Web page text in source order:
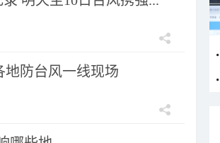
地防台风一线现场